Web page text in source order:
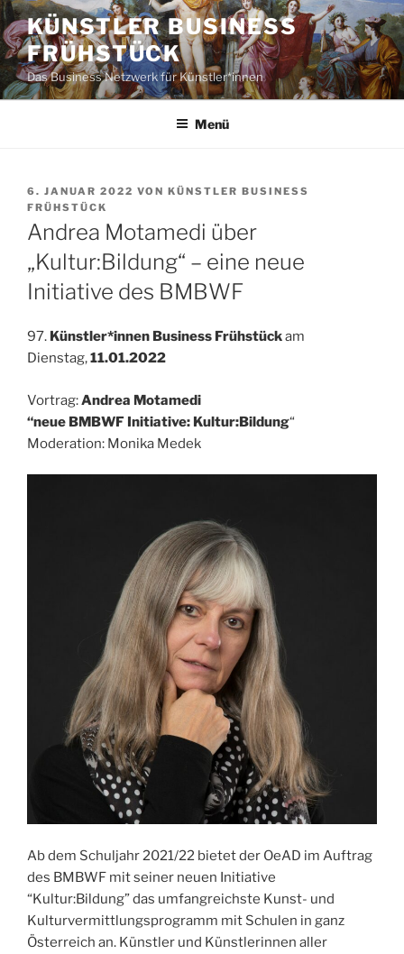
Zum
Inhalt
springen
KÜNSTLER BUSINESS
FRÜHSTÜCK
Das Business Netzwerk für Künstler*innen
Menü
VERÖFFENTLICHT
AM
6. JANUAR 2022 VON KÜNSTLER BUSINESS
FRÜHSTÜCK
Andrea Motamedi über
„Kultur:Bildung“ – eine neue
Initiative des BMBWF
97. Künstler*innen Business Frühstückam
Dienstag,11.01.2022
Vortrag:Andrea Motamedi
“neue BMBWF Initiative: Kultur:Bildung“
Moderation: Monika Medek
Ab dem Schuljahr 2021/22 bietet der OeAD im Auftrag
des BMBWF mit seiner neuen Initiative
“Kultur:Bildung” das umfangreichste Kunst- und
Kulturvermittlungsprogramm mit Schulen in ganz
Österreich an. Künstler und Künstlerinnen aller